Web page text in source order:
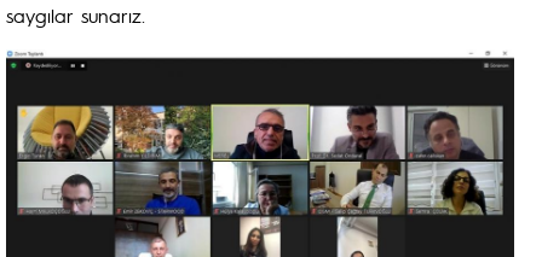
saygılar sunarız.